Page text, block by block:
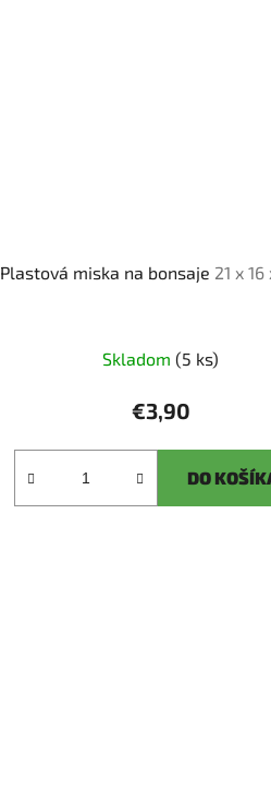
Plastová miska na bonsaje 21 x
Skladom (5 ks)
€3,90
DO